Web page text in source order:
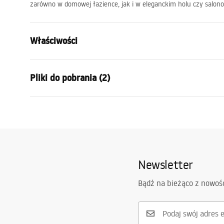
zarówno w domowej łazience, jak i w eleganckim holu czy
Właściwości
Rodzaj lampy
Długość (mm)
800mm
aluminium,
1001 - 1500
Pliki do pobrania (2)
Newsletter
Bądź na bieżąco z